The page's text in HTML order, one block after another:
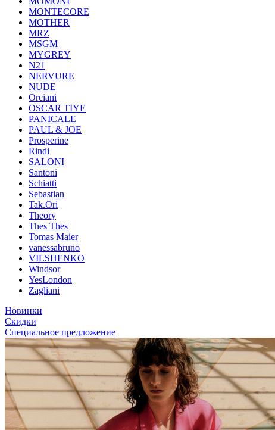
MONTECORE
MOTHER
MRZ
MSGM
MYGREY
N21
NERVURE
NUDE
Orciani
OSCAR TIYE
PANICALE
PAUL & JOE
Prosperine
Rindi
SALONI
Santoni
Schiatti
Sebastian
Tak.Ori
Theory
Thes Thes
Tomas Maier
vanessabruno
VILSHENKO
Windsor
YesLondon
Zagliani
Новинки
Скидки
Специальное предложение